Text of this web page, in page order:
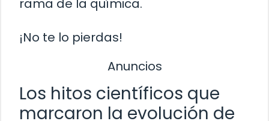
rama de la química.
¡No te lo pierdas!
Anuncios
Los hitos científicos que
marcaron la evolución de